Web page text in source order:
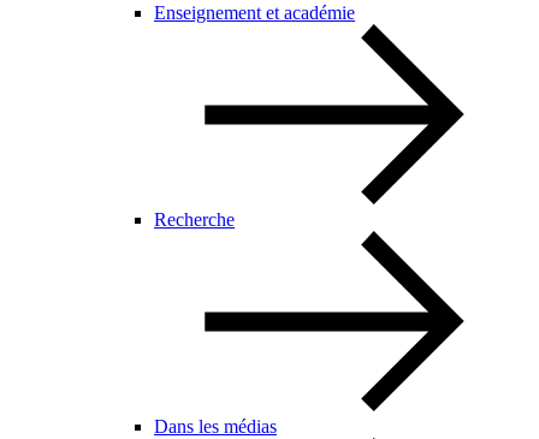
Enseignement et académie
Recherche
Dans les médias